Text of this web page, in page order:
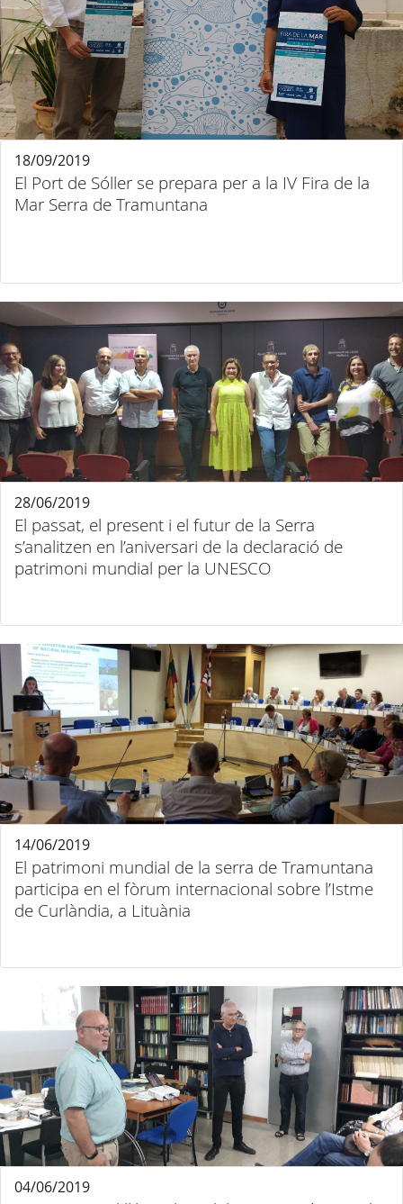
El Port de Sóller se prepara per a la IV Fira de la
Mar Serra de Tramuntana
18/09/2019
El passat, el present i el futur de la Serra
s’analitzen en l’aniversari de la declaració de
patrimoni mundial per la UNESCO
28/06/2019
El patrimoni mundial de la serra de Tramuntana
participa en el fòrum internacional sobre l’Istme
de Curlàndia, a Lituània
14/06/2019
04/06/2019